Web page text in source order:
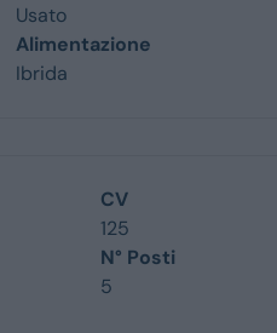
Usato
Alimentazione
Ibrida
CV
125
N° Posti
5